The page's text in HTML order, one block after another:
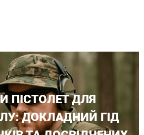
ПІСТОЛЕТ ДЛЯ
ДОКЛАДНИЙ ГІД